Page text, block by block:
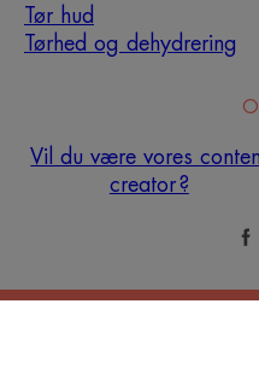
Identificer, hvad din
hjælp fra vores
passende
Tør hud
Tørhed og dehydrering
Vil du være vores
creator ?